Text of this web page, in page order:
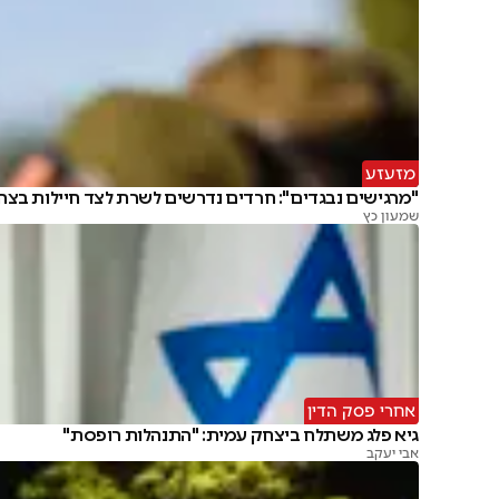
מזעזע
"מרגישים נבגדים": חרדים נדרשים לשרת לצד חיילות
שמעון כץ
אחרי פסק הדין
גיא פלג משתלח ביצחק עמית: "התנהלות רופסת"
אבי יעקב